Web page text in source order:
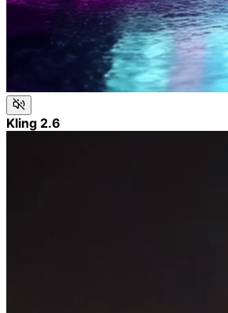
Kling 2.6